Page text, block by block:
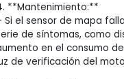
**Mantenimiento:**
Si el sensor de mapa
de síntomas, como
en el consumo
de verificación del